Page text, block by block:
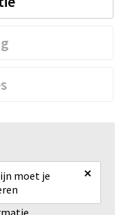
moet je
×